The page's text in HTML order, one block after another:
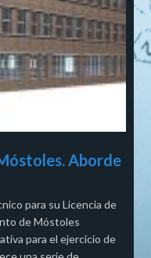
Aborde
para su Licencia de
de Móstoles
para el ejercicio de